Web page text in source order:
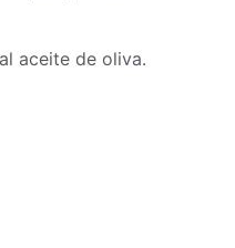
aceite de oliva.